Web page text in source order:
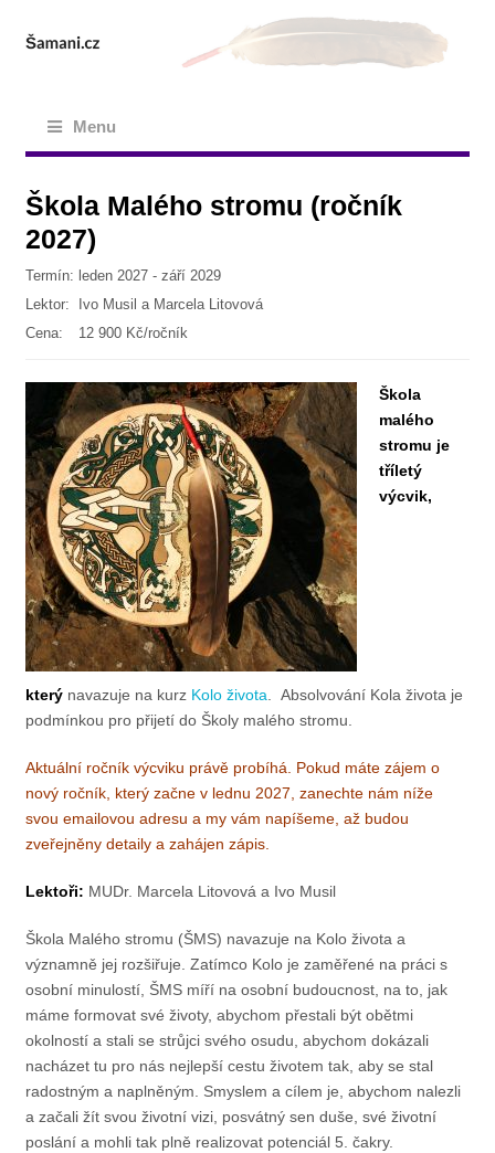
Menu
Škola Malého stromu (ročník
2027)
Termín: leden 2027 - září 2029
Lektor:
Ivo Musil a Marcela Litovová
Cena:
12 900 Kč/ročník
Škola
malého
stromu je
tříletý
výcvik,
kterýnavazuje na kurz Kolo života . Absolvování Kola života je
podmínkou pro přijetí do Školy malého stromu.
Aktuální ročník výcviku právě probíhá. Pokud máte zájem o
nový ročník, který začne v lednu 2027, zanechte nám níže
svou emailovou adresu a my vám napíšeme, až budou
zveřejněny detaily a zahájen zápis.
Lektoři: MUDr. Marcela Litovová a Ivo Musil
Škola Malého stromu (ŠMS) navazuje na Kolo života a
významně jej rozšiřuje. Zatímco Kolo je zaměřené na práci s
osobní minulostí, ŠMS míří na osobní budoucnost, na to, jak
máme formovat své životy, abychom přestali být obětmi
okolností a stali se strůjci svého osudu, abychom dokázali
nacházet tu pro nás nejlepší cestu životem tak, aby se stal
radostným a naplněným. Smyslem a cílem je, abychom nalezli
a začali žít svou životní vizi, posvátný sen duše, své životní
poslání a mohli tak plně realizovat potenciál 5. čakry.